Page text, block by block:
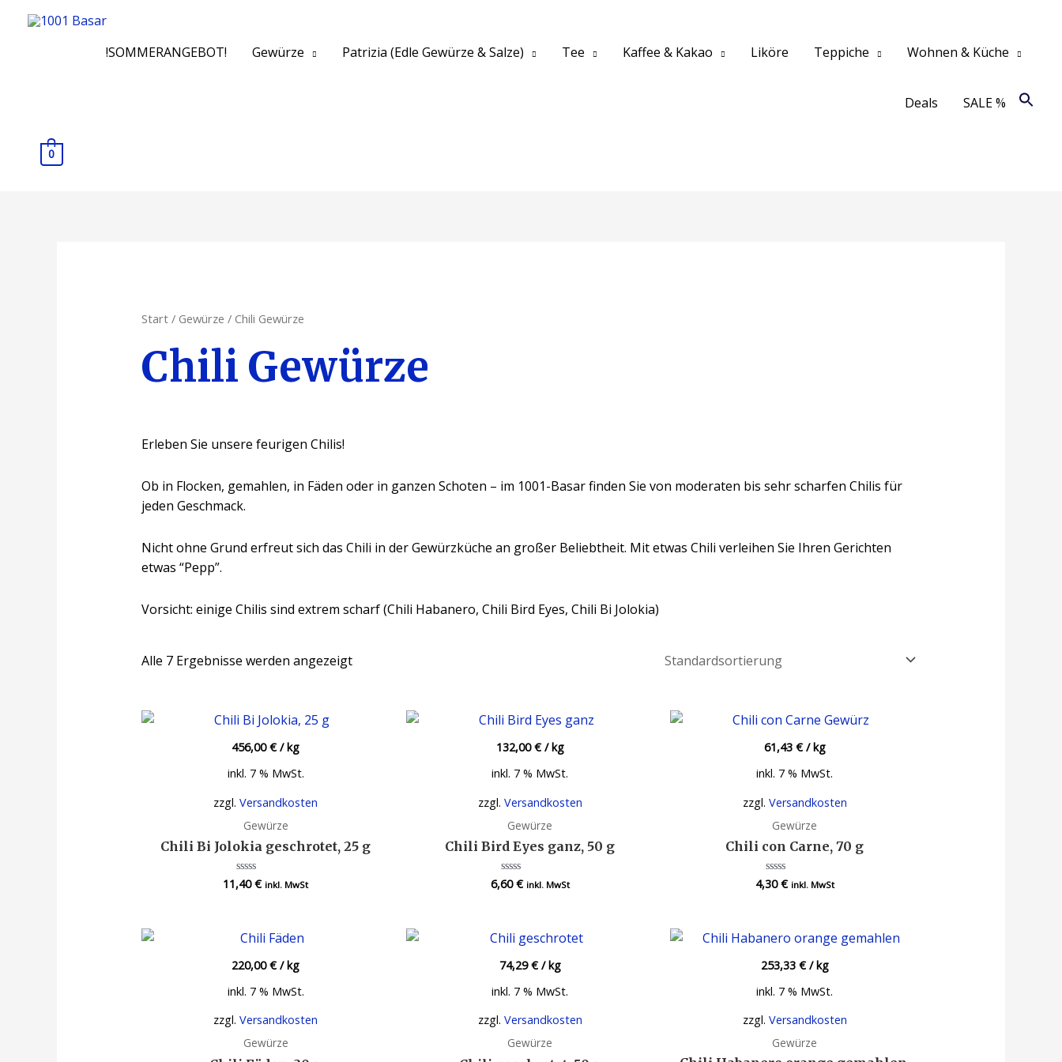
!SOMMERANGEBOT! Gewürze Patrizia (Edle Gewürze & Salze) Tee Kaffee & Kakao Liköre Teppiche Wohnen & Küche
Deals SALE %
0
Start/ Gewürze / Chili Gewürze
Chili Gewürze
Erleben Sie unsere feurigen Chilis!
Ob in Flocken, gemahlen, in Fäden oder in ganzen Schoten – im 1001-Basar finden Sie von moderaten bis sehr scharfen Chilis für
jeden Geschmack.
Nicht ohne Grund erfreut sich das Chili in der Gewürzküche an großer Beliebtheit. Mit etwas Chili verleihen Sie Ihren Gerichten
etwas “Pepp”.
Vorsicht: einige Chilis sind extrem scharf (Chili Habanero, Chili Bird Eyes, Chili Bi Jolokia)
Alle 7 Ergebnisse werden angezeigt
456,00€/ kg
inkl. 7 % MwSt.
zzgl.Versandkosten
Gewürze
Chili Bi Jolokia geschrotet, 25 g
Bewertet
mit
11,40€ inkl. MwSt
132,00€/ kg
inkl. 7 % MwSt.
zzgl. Versandkosten
Gewürze
Chili Bird Eyes ganz, 50 g
Bewertet
6,60€ inkl. MwSt
61,43 €/ kg
inkl. 7 % MwSt.
zzgl. Versandkosten
Gewürze
Chili con Carne, 70 g
Bewertet
4,30€ inkl. MwSt
220,00€/kg
inkl. 7 % MwSt.
zzgl.Versandkosten
Gewürze
74,29€/kg
inkl. 7 % MwSt.
zzgl. Versandkosten
Gewürze
253,33 €/kg
inkl. 7 % MwSt.
zzgl. Versandkosten
Gewürze